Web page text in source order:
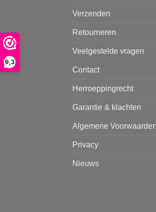
9,3
Verzenden
Retourneren
Veelgestelde vragen
Contact
Herroeppingrecht
Garantie & klachten
Algemene Voorwaarden
Privacy
Nieuws